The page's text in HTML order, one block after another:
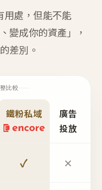
用處，但能不能
變成你的資產」，
差別。
比較
鐵粉私域
廣告
投放
✓ ✕